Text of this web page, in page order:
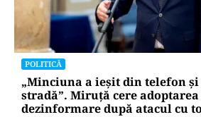
POLITICĂ
„Minciuna a ieșit din telefon
stradă”. Miruță cere
dezinformare după atacul cu